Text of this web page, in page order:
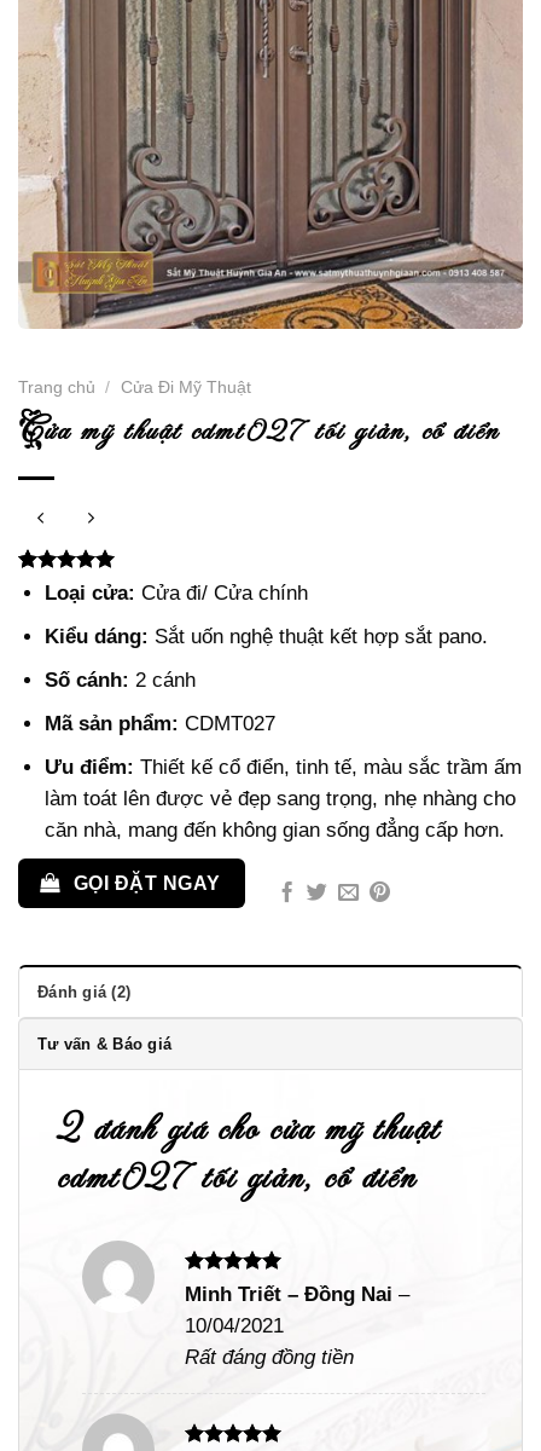
Trang chủ / Cửa Đi Mỹ Thuật
cửa mỹ thuật cdmt027 tối giản, cổ điển
5.00 trên 5
dựa trên
2
đánh giá
Loại cửa: Cửa đi/ Cửa chính
Kiểu dáng: Sắt uốn nghệ thuật kết hợp sắt pano.
Số cánh: 2 cánh
Mã sản phẩm: CDMT027
Ưu điểm: Thiết kế cổ điển, tinh tế, màu sắc trầm ấm
làm toát lên được vẻ đẹp sang trọng, nhẹ nhàng cho
căn nhà, mang đến không gian sống đẳng cấp hơn.
GỌI ĐẶT NGAY
Đánh giá (2)
Tư vấn & Báo giá
2 đánh giá chocửa mỹ thuật
cdmt027 tối giản, cổ điển
Được xếp
sao
Minh Triết – Đồng Nai–
10/04/2021
Rất đáng đồng tiền